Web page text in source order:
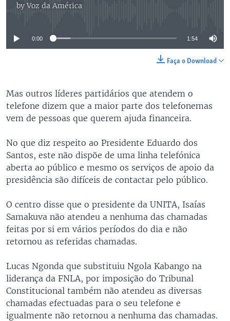
byVoz da América
No media source currently available
0:00 1:54
Faça o Download
Mas outros líderes partidários que atendem o
telefone dizem que a maior parte dos telefonemas
vem de pessoas que querem ajuda financeira.
No que diz respeito ao Presidente Eduardo dos
Santos, este não dispõe de uma linha telefónica
aberta ao público e mesmo os serviços de apoio da
presidência são difíceis de contactar pelo público.
O centro disse que o presidente da UNITA, Isaías
Samakuva não atendeu a nenhuma das chamadas
feitas por si em vários períodos do dia e não
retornou as referidas chamadas.
Lucas Ngonda que substituiu Ngola Kabango na
liderança da FNLA, por imposição do Tribunal
Constitucional também não atendeu as diversas
chamadas efectuadas para o seu telefone e
igualmente não retornou a nenhuma das chamadas.